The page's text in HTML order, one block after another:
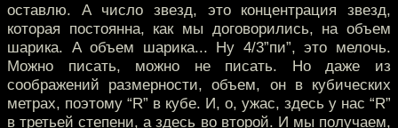
оставлю. А число звезд, это концентрация звезд,
которая постоянна, как мы договорились, на объем
шарика. А объем шарика... Ну 4/3”пи”, это мелочь.
Можно писать, можно не писать. Но даже из
соображений размерности, объем, он в кубических
метрах, поэтому “R” в кубе. И, о, ужас, здесь у нас “R”
в третьей степени, а здесь во второй. И мы получаем,